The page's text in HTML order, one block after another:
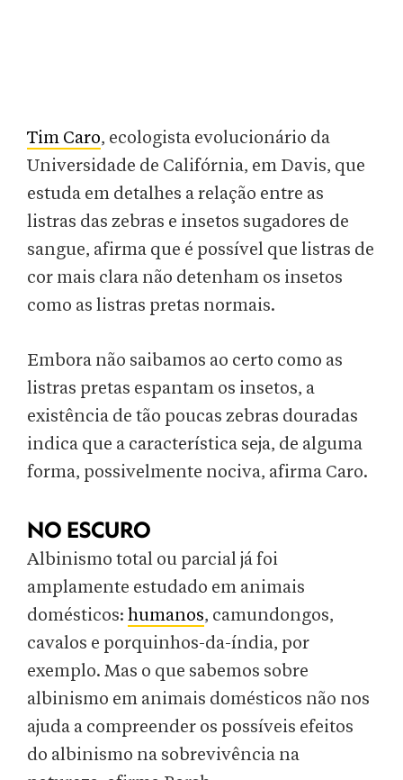
Tim Caro, ecologista evolucionário da
Universidade de Califórnia, em Davis, que
estuda em detalhes a relação entre as
listras das zebras e insetos sugadores de
sangue, afirma que é possível que listras de
cor mais clara não detenham os insetos
como as listras pretas normais.
Embora não saibamos ao certo como as
listras pretas espantam os insetos, a
existência de tão poucas zebras douradas
indica que a característica seja, de alguma
forma, possivelmente nociva, afirma Caro.
NO ESCURO
Albinismo total ou parcial já foi
amplamente estudado em animais
domésticos: humanos, camundongos,
cavalos e porquinhos-da-índia, por
exemplo. Mas o que sabemos sobre
albinismo em animais domésticos não nos
ajuda a compreender os possíveis efeitos
do albinismo na sobrevivência na